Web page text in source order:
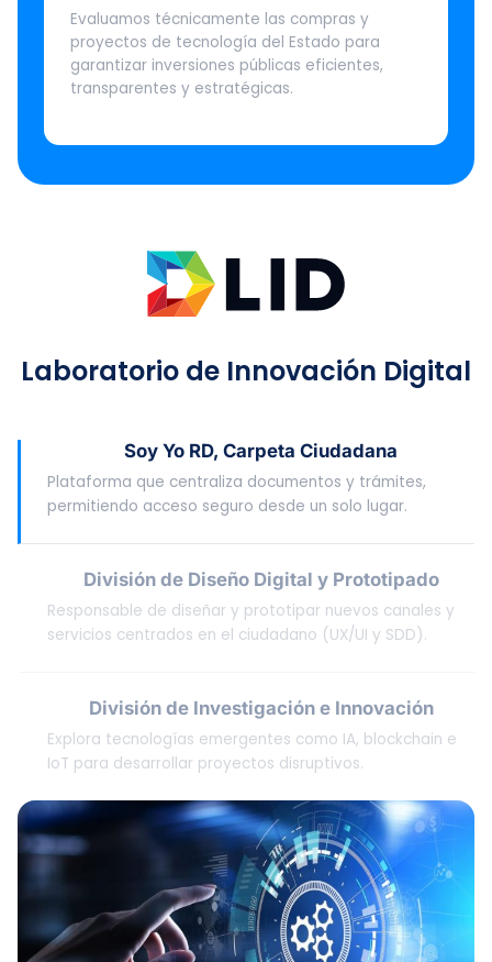
Evaluamos técnicamente las compras y
proyectos de tecnología del Estado para
garantizar inversiones públicas eficientes,
transparentes y estratégicas.
Laboratorio de Innovación Digital
Soy Yo RD, Carpeta Ciudadana
Plataforma que centraliza documentos y trámites,
permitiendo acceso seguro desde un solo lugar.
División de Diseño Digital y Prototipado
Responsable de diseñar y prototipar nuevos canales y
servicios centrados en el ciudadano (UX/UI y SDD).
División de Investigación e Innovación
Explora tecnologías emergentes como IA, blockchain e
IoT para desarrollar proyectos disruptivos.